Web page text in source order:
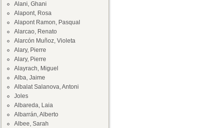
Alani, Ghani
Alapont, Rosa
Alapont Ramon, Pasqual
Alarcao, Renato
Alarcón Muñoz, Violeta
Alary, Pierre
Alary, Pierre
Alayrach, Miguel
Alba, Jaime
Albalat Salanova, Antoni
Joles
Albareda, Laia
Albarrán, Alberto
Albee, Sarah